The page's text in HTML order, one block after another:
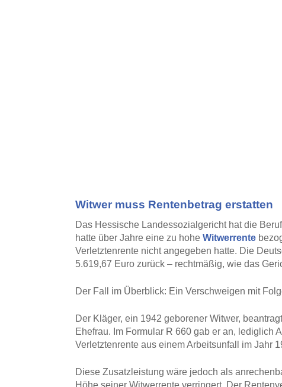
Witwer muss Rentenbetrag erstatten
Das Hessische Landessozialgericht hat die
hatte über Jahre eine zu hohe Witwerrente
Verletztenrente nicht angegeben hatte. Die
5.619,67 Euro zurück – rechtmäßig, wie das
Der Fall im Überblick: Ein Verschweigen mit
Der Kläger, ein 1942 geborener Witwer,
Ehefrau. Im Formular R 660 gab er an, lediglich
Verletztenrente aus einem Arbeitsunfall im Jahr
Diese Zusatzleistung wäre jedoch als
Höhe seiner Witwerrente verringert. Der